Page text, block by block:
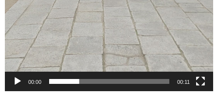
00:00 00:11